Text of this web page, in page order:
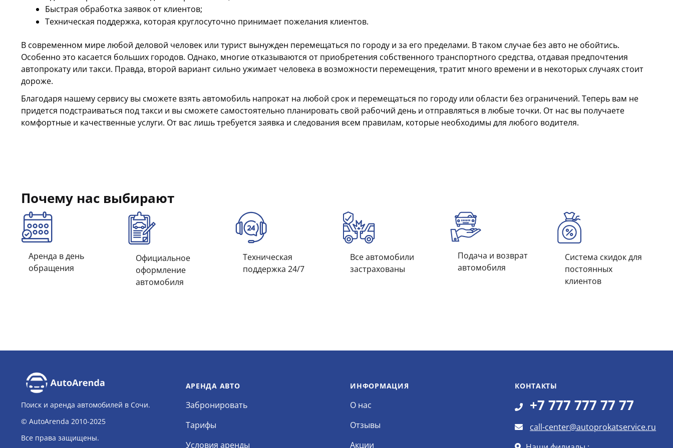
Быстрая обработка заявок от клиентов;
Техническая поддержка, которая круглосуточно принимает пожелания клиентов.
В современном мире любой деловой человек или турист вынужден перемещаться по городу и за его пределами. В таком случае без авто не обойтись.
Особенно это касается больших городов. Однако, многие отказываются от приобретения собственного транспортного средства, отдавая предпочтения
автопрокату или такси. Правда, второй вариант сильно ужимает человека в возможности перемещения, тратит много времени и в некоторых случаях стоит
дороже.
Благодаря нашему сервису вы сможете взять автомобиль напрокат на любой срок и перемещаться по городу или области без ограничений. Теперь вам не
придется подстраиваться под такси и вы сможете самостоятельно планировать свой рабочий день и отправляться в любые точки. От нас вы получаете
комфортные и качественные услуги. От вас лишь требуется заявка и следования всем правилам, которые необходимы для любого водителя.
Почему нас выбирают
Аренда в день
обращения
Официальное
оформление
автомобиля
Техническая
поддержка 24/7
Все автомобили
застрахованы
Подача и возврат
автомобиля
Система скидок для
постоянных
клиентов
Поиск и аренда автомобилей в Сочи.
© AutoArenda 2010-2025
Все права защищены.
АРЕНДА АВТО
Забронировать
Тарифы
Условия аренды
ИНФОРМАЦИЯ
О нас
Отзывы
Акции
КОНТАКТЫ
+7 777 777 77 77
call-center@autoprokatservice.ru